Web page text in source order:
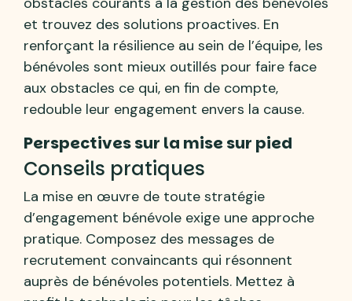
et trouvez des solutions proactives. En
renforçant la résilience au sein de l’équipe, les
bénévoles sont mieux outillés pour faire face
aux obstacles ce qui, en fin de compte,
redouble leur engagement envers la cause.
Perspectives sur la mise sur pied
Conseils pratiques
La mise en œuvre de toute stratégie
d’engagement bénévole exige une approche
pratique. Composez des messages de
recrutement convaincants qui résonnent
auprès de bénévoles potentiels. Mettez à